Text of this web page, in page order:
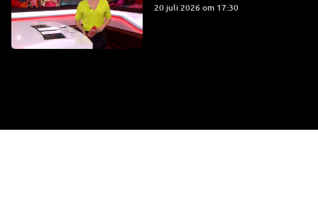
20 juli 2026 om 17:30